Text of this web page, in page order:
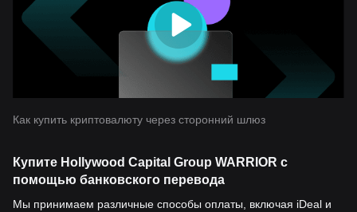
Как купить криптовалюту через сторонний шлюз
Купите Hollywood Capital Group WARRIOR с
помощью банковского перевода
Мы принимаем различные способы оплаты, включая iDeal и